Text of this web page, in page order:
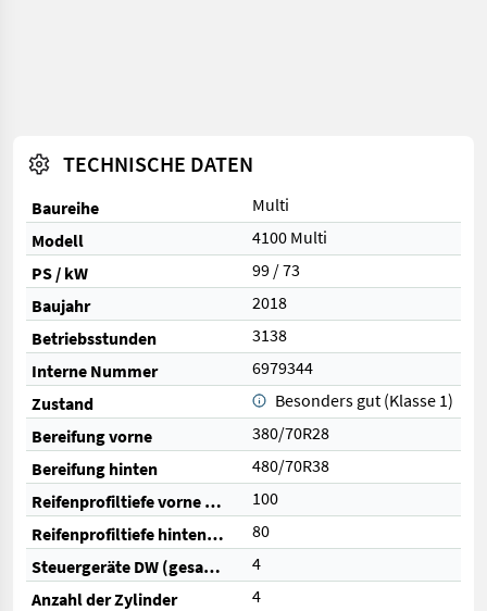
TECHNISCHE DATEN
Baureihe
Multi
Modell
4100 Multi
PS / kW
99 / 73
Baujahr
2018
Betriebsstunden
3138
Interne Nummer
6979344
Zustand
Besonders gut (Klasse 1)
Bereifung vorne
380/70R28
Bereifung hinten
480/70R38
Reifenprofiltiefe vorne (%)
100
Reifenprofiltiefe hinten (%)
80
Steuergeräte DW (gesamt)
4
Anzahl der Zylinder
4